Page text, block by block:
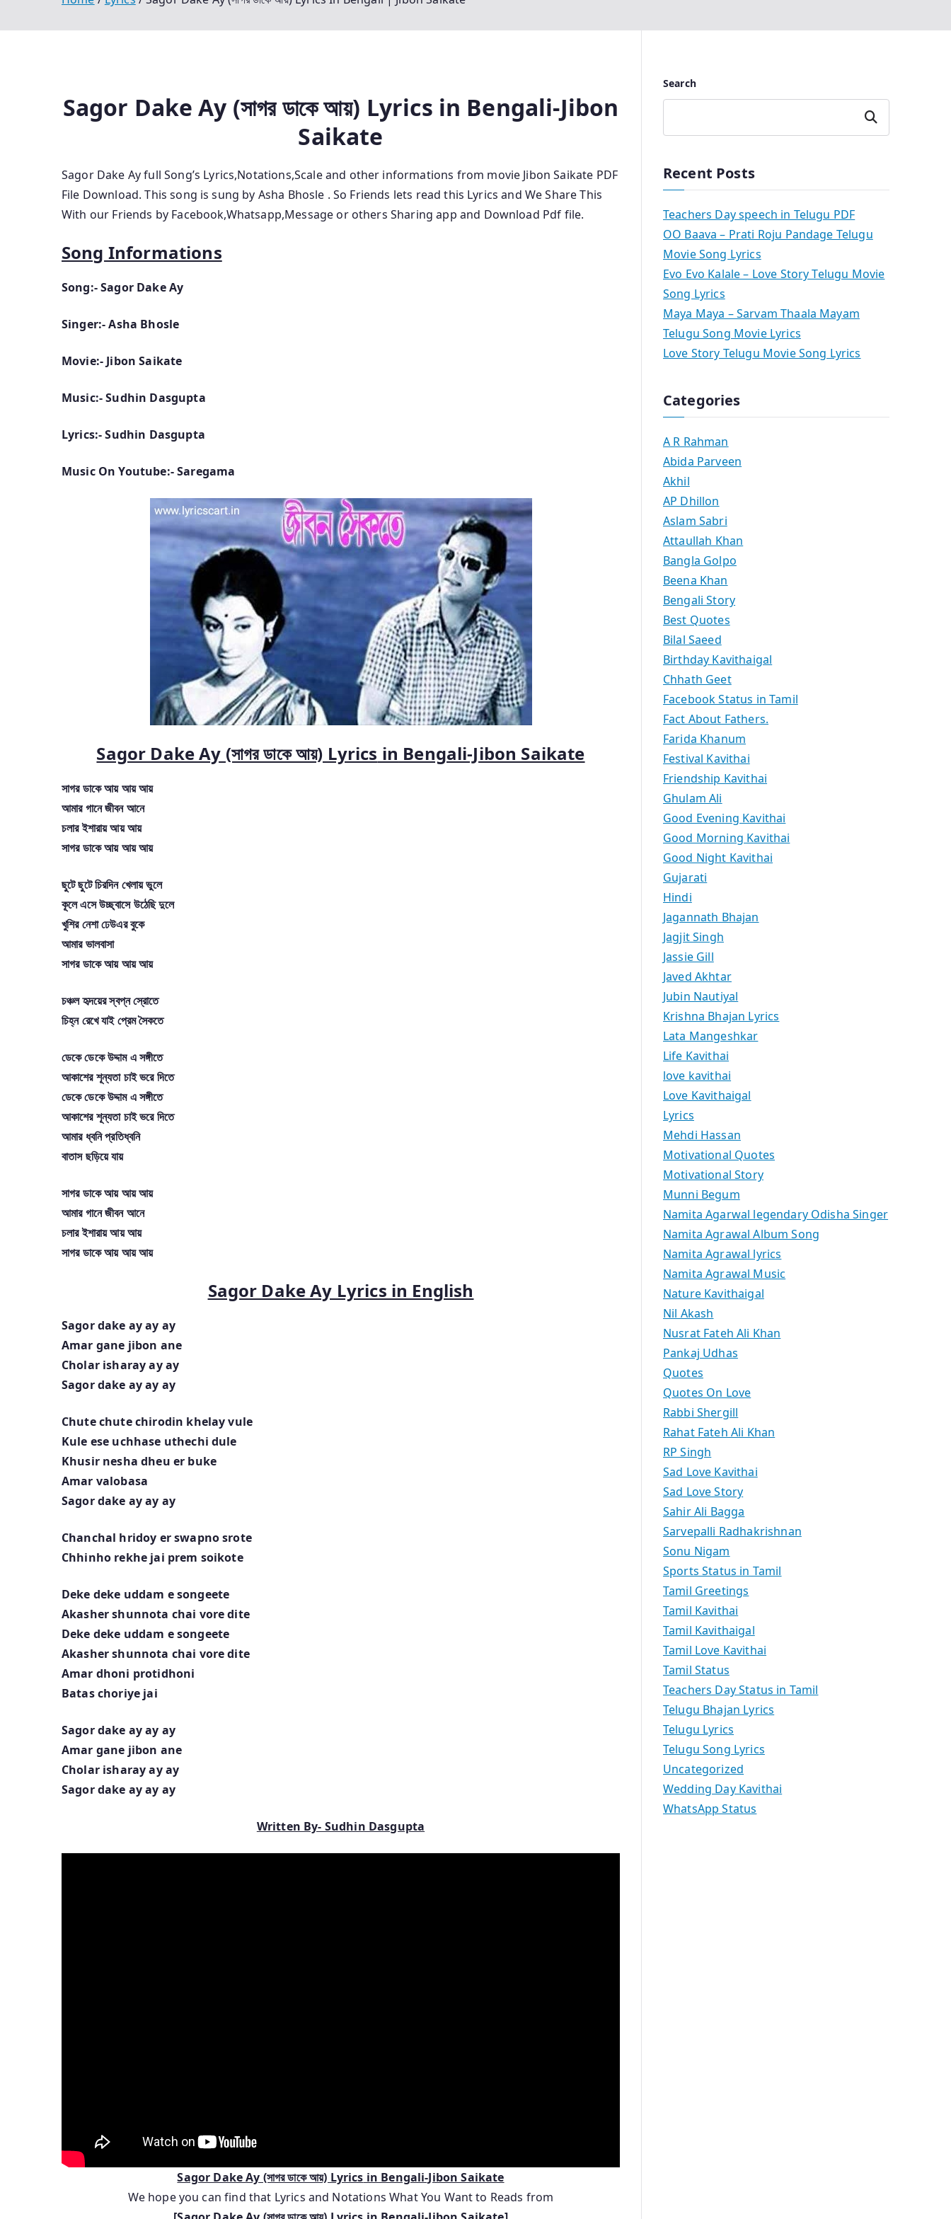
Sagor Dake Ay (সাগর ডাকে আয়) Lyrics in Bengali-Jibon
Saikate
Sagor Dake Ayfull Song’s Lyrics,Notations,Scale and other informations from movie Jibon Saikate PDF
File Download. This song is sung by Asha Bhosle . So Friends lets read this Lyrics and We Share This
With our Friends by Facebook,Whatsapp,Message or others Sharing app and Download Pdf file.
Song Informations
Song:- Sagor Dake Ay
Singer:- Asha Bhosle
Movie:- Jibon Saikate
Music:- Sudhin Dasgupta
Lyrics:- Sudhin Dasgupta
Music On Youtube:- Saregama
Sagor Dake Ay (সাগর ডাকে আয়) Lyrics in Bengali-Jibon Saikate
সাগর ডাকে আয় আয় আয়
আমার গানে জীবন আনে
চলার ইশারায় আয় আয়
সাগর ডাকে আয় আয় আয়
ছুটে ছুটে চিরদিন খেলায় ভুলে
কূলে এসে উচ্ছ্বাসে উঠেছি দুলে
খুশির নেশা ঢেউএর বুকে
আমার ভালবাসা
সাগর ডাকে আয় আয় আয়
চঞ্চল হৃদয়ের স্বপ্ন স্রোতে
চিহ্ন রেখে যাই প্রেম সৈকতে
ডেকে ডেকে উদ্দাম এ সঙ্গীতে
আকাশের শূন্যতা চাই ভরে দিতে
ডেকে ডেকে উদ্দাম এ সঙ্গীতে
আকাশের শূন্যতা চাই ভরে দিতে
আমার ধ্বনি প্রতিধ্বনি
বাতাস ছড়িয়ে যায়
সাগর ডাকে আয় আয় আয়
আমার গানে জীবন আনে
চলার ইশারায় আয় আয়
সাগর ডাকে আয় আয় আয়
Sagor Dake Ay Lyrics in English
Sagor dake ay ay ay
Amar gane jibon ane
Cholar isharay ay ay
Sagor dake ay ay ay
Chute chute chirodin khelay vule
Kule ese uchhase uthechi dule
Khusir nesha dheu er buke
Amar valobasa
Sagor dake ay ay ay
Chanchal hridoy er swapno srote
Chhinho rekhe jai prem soikote
Deke deke uddam e songeete
Akasher shunnota chai vore dite
Deke deke uddam e songeete
Akasher shunnota chai vore dite
Amar dhoni protidhoni
Batas choriye jai
Sagor dake ay ay ay
Amar gane jibon ane
Cholar isharay ay ay
Sagor dake ay ay ay
Written By- Sudhin Dasgupta
Sagor Dake Ay (সাগর ডাকে আয়) Lyrics in Bengali-Jibon Saikate
We hope you can find that Lyrics and Notations What You Want to Reads from
Search
Search
Recent Posts
Teachers Day speech in Telugu PDF
OO Baava – Prati Roju Pandage Telugu
Movie Song Lyrics
Evo Evo Kalale – Love Story Telugu Movie
Song Lyrics
Maya Maya – Sarvam Thaala Mayam
Telugu Song Movie Lyrics
Love Story Telugu Movie Song Lyrics
Categories
A R Rahman
Abida Parveen
Akhil
AP Dhillon
Aslam Sabri
Attaullah Khan
Bangla Golpo
Beena Khan
Bengali Story
Best Quotes
Bilal Saeed
Birthday Kavithaigal
Chhath Geet
Facebook Status in Tamil
Fact About Fathers.
Farida Khanum
Festival Kavithai
Friendship Kavithai
Ghulam Ali
Good Evening Kavithai
Good Morning Kavithai
Good Night Kavithai
Gujarati
Hindi
Jagannath Bhajan
Jagjit Singh
Jassie Gill
Javed Akhtar
Jubin Nautiyal
Krishna Bhajan Lyrics
Lata Mangeshkar
Life Kavithai
love kavithai
Love Kavithaigal
Lyrics
Mehdi Hassan
Motivational Quotes
Motivational Story
Munni Begum
Namita Agarwal legendary Odisha Singer
Namita Agrawal Album Song
Namita Agrawal lyrics
Namita Agrawal Music
Nature Kavithaigal
Nil Akash
Nusrat Fateh Ali Khan
Pankaj Udhas
Quotes
Quotes On Love
Rabbi Shergill
Rahat Fateh Ali Khan
RP Singh
Sad Love Kavithai
Sad Love Story
Sahir Ali Bagga
Sarvepalli Radhakrishnan
Sonu Nigam
Sports Status in Tamil
Tamil Greetings
Tamil Kavithai
Tamil Kavithaigal
Tamil Love Kavithai
Tamil Status
Teachers Day Status in Tamil
Telugu Bhajan Lyrics
Telugu Lyrics
Telugu Song Lyrics
Uncategorized
Wedding Day Kavithai
WhatsApp Status